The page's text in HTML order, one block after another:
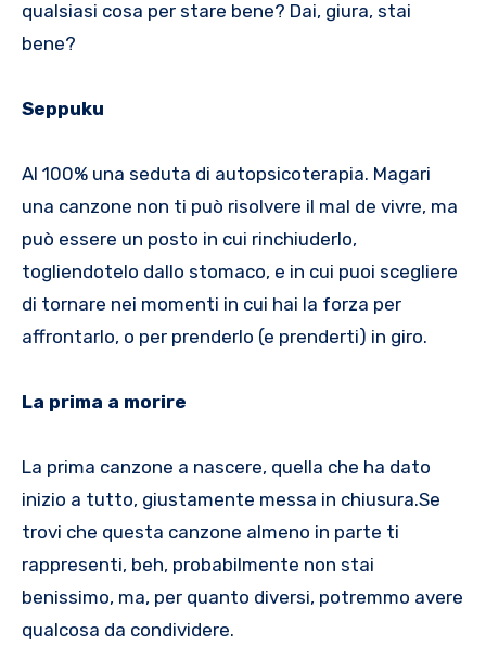
qualsiasi cosa per stare bene? Dai, giura, stai
bene?
Seppuku
Al 100% una seduta di autopsicoterapia. Magari
una canzone non ti può risolvere il mal de vivre, ma
può essere un posto in cui rinchiuderlo,
togliendotelo dallo stomaco, e in cui puoi scegliere
di tornare nei momenti in cui hai la forza per
affrontarlo, o per prenderlo (e prenderti) in giro.
La prima a morire
La prima canzone a nascere, quella che ha dato
inizio a tutto, giustamente messa in chiusura.Se
trovi che questa canzone almeno in parte ti
rappresenti, beh, probabilmente non stai
benissimo, ma, per quanto diversi, potremmo avere
qualcosa da condividere.